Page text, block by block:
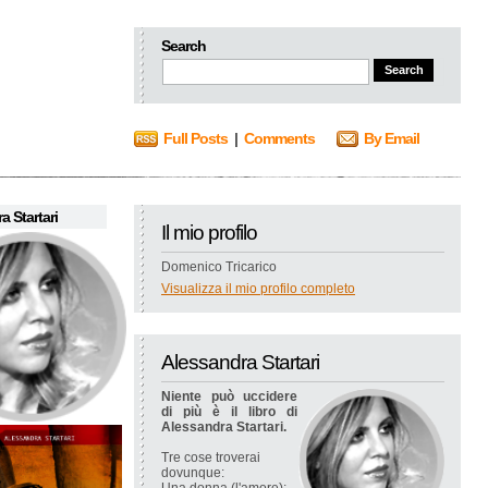
Search
Full Posts| Comments By Email
Startari
Il mio profilo
Domenico Tricarico
Visualizza il mio profilo completo
Alessandra Startari
Niente può uccidere
di più è il libro di
Alessandra Startari.
Tre cose troverai
dovunque: